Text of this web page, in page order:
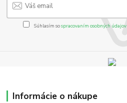
Súhlasím sospracovaním osobných údajov
Informácie o nákupe